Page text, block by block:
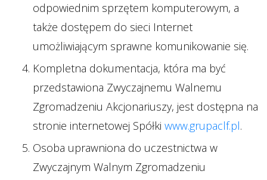
odpowiednim sprzętem komputerowym, a
także dostępem do sieci Internet
umożliwiającym sprawne komunikowanie się.
Kompletna dokumentacja, która ma być
przedstawiona Zwyczajnemu Walnemu
Zgromadzeniu Akcjonariuszy, jest dostępna na
stronie internetowej Spółki www.grupaclf.pl.
Osoba uprawniona do uczestnictwa w
Zwyczajnym Walnym Zgromadzeniu